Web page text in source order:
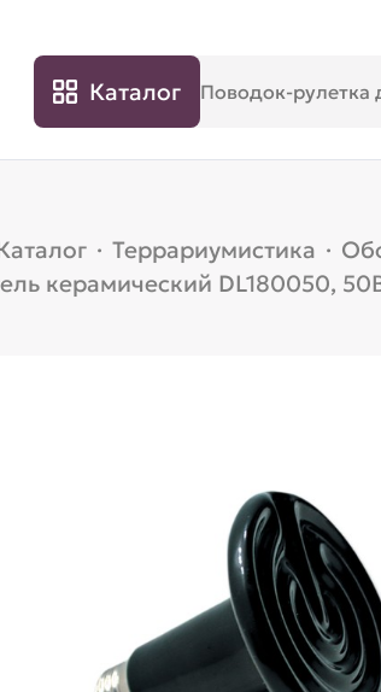
Каталог
· Террариумистика ·
керамический DL180050,